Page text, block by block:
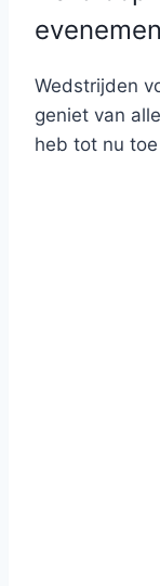
Wedstrijden
geniet van
heb tot nu